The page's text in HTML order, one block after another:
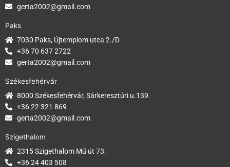
gerta2002@gmail.com
Paks
7030 Paks, Újtemplom utca 2./D
+36 70 637 2722
gerta2002@gmail.com
Székesfehérvár
8000 Székesfehérvár, Sárkeresztúri u.139.
+36 22 321 869
gerta2002@gmail.com
Szigethalom
2315 Szigethalom Mű út 73.
+36 24 403 508